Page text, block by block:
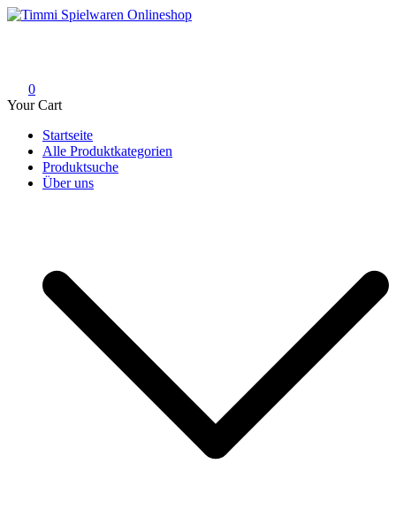
Skip
0
Your Cart
Startseite
Alle Produktkategorien
Produktsuche
Über uns